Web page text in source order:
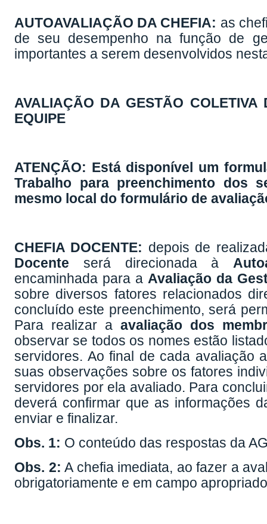
AUTOAVALIAÇÃO DA CHEFIA: as
de seu desempenho na função de
importantes a serem desenvolvidos
AVALIAÇÃO DA GESTÃO
EQUIPE
ATENÇÃO: Está disponível um
Trabalho para preenchimento dos
mesmo local do formulário de
CHEFIA DOCENTE: depois de
Docente será direcionada à
encaminhada para a Avaliação da
sobre diversos fatores relacionados
concluído este preenchimento, será
Para realizar a avaliação dos
observar se todos os nomes estão
servidores. Ao final de cada avaliação
suas observações sobre os fatores
servidores por ela avaliado. Para
deverá confirmar que as informações
enviar e finalizar.
Obs. 1: O conteúdo das respostas da
Obs. 2: A chefia imediata, ao fazer a
obrigatoriamente e em campo